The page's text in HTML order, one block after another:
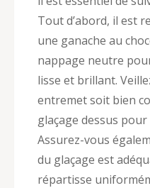
Tout d’abord, il est
une ganache au
nappage neutre
lisse et brillant.
entremet soit bien
glaçage dessus
Assurez-vous
du glaçage est
répartisse